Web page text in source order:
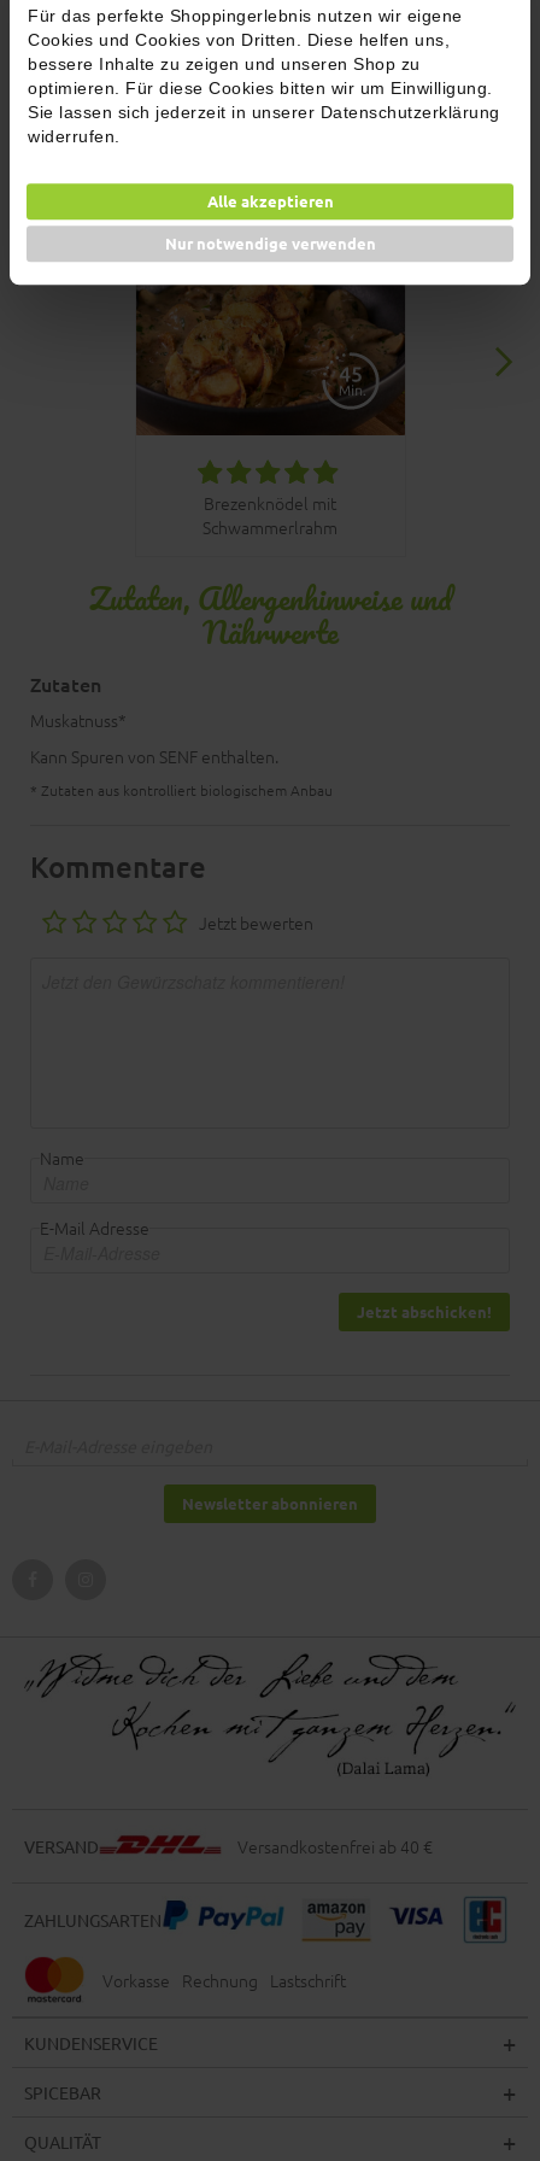
Für das perfekte Shoppingerlebnis nutzen wir eigene
Cookies und Cookies von Dritten. Diese helfen uns,
bessere Inhalte zu zeigen und unseren Shop zu
optimieren. Für diese Cookies bitten wir um Einwilligung.
Sie lassen sich jederzeit in unserer Datenschutzerklärung
widerrufen.
Alle akzeptieren
Nur notwendige verwenden
Füllmenge: 60g
In den Warenkorb
Rezepttipps
Brezenknödel mit
Schwammerlrahm
Zutaten, Allergenhinweise und
Nährwerte
Zutaten
Muskatnuss*
Kann Spuren von SENF enthalten.
* Zutaten aus kontrolliert biologischem Anbau
Kommentare
Jetzt bewerten
Name
E-Mail Adresse
Jetzt abschicken!
Newsletter abonnieren
VERSAND Versandkostenfrei ab 40 €
ZAHLUNGSARTEN
Vorkasse Rechnung Lastschrift
KUNDENSERVICE
SPICEBAR
QUALITÄT